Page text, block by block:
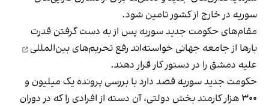
سوریه در خارج از کشور تامین شود.
مقام‌های حکومت جدید سوریه پس از به دست گرفتن قدرت
بارها از جامعه جهانی خواسته‌اند رفع تحریم‌های بین‌المللی
علیه دمشق را در دستور کار قرار دهند.
حکومت جدید سوریه قصد دارد با بررسی پرونده یک میلیون و
۳۰۰ هزار کارمند بخش دولتی، آن دسته از افرادی را که در دوران